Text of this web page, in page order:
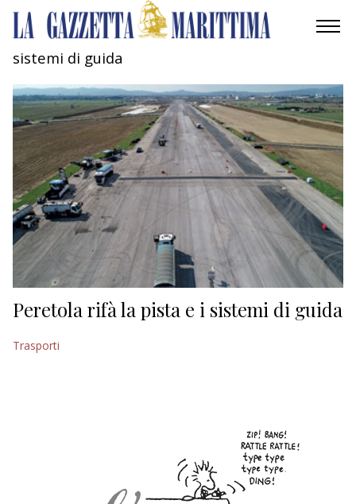
MOBILITÀ
INDUSTRIA
RICERCA
ECONOMIA
TURISMO
CULTURA
NAUTICA
sistemi di guida
Peretola rifà la pista e i sistemi di guida
Trasporti